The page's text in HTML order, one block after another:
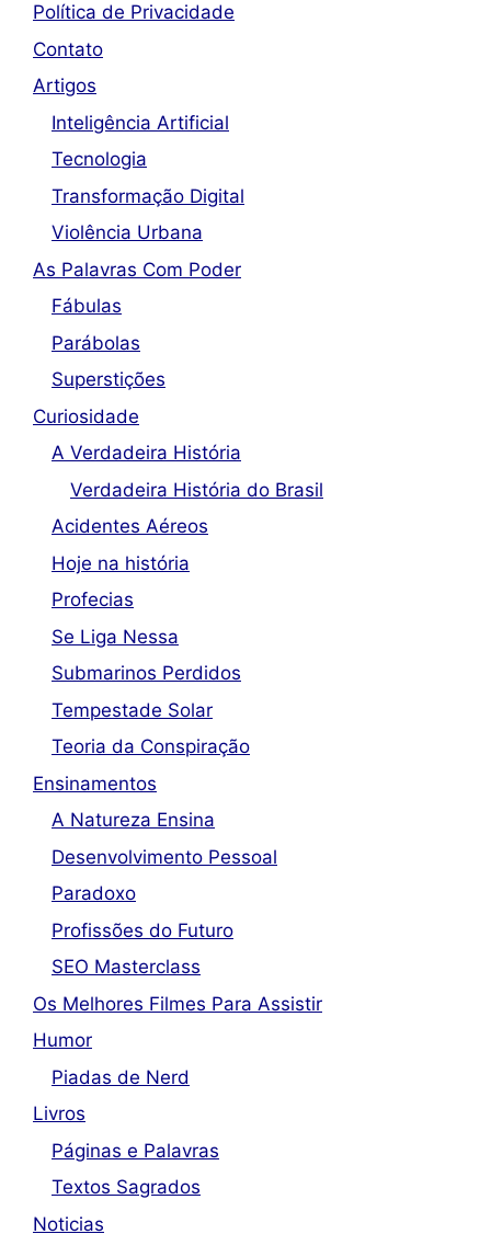
Política de Privacidade
Contato
Artigos
Inteligência Artificial
Tecnologia
Transformação Digital
Violência Urbana
As Palavras Com Poder
Fábulas
Parábolas
Superstições
Curiosidade
A Verdadeira História
Verdadeira História do Brasil
Acidentes Aéreos
Hoje na história
Profecias
Se Liga Nessa
Submarinos Perdidos
Tempestade Solar
Teoria da Conspiração
Ensinamentos
A Natureza Ensina
Desenvolvimento Pessoal
Paradoxo
Profissões do Futuro
SEO Masterclass
Os Melhores Filmes Para Assistir
Humor
Piadas de Nerd
Livros
Páginas e Palavras
Textos Sagrados
Noticias